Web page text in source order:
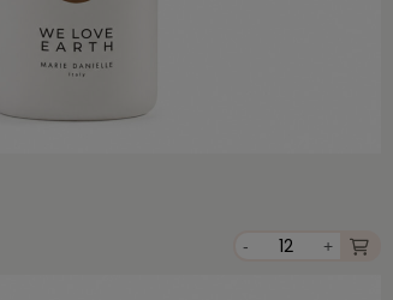
- +